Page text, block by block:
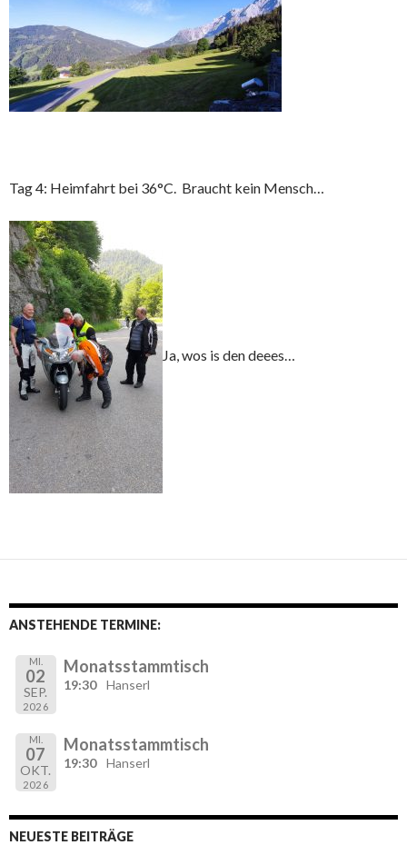
Tag 4: Heimfahrt bei 36°C. Braucht kein Mensch…
Ja, wos is den deees…
ANSTEHENDE TERMINE:
MI.
02
SEP.
2026
Monatsstammtisch
19:30 Hanserl
MI.
07
OKT.
2026
Monatsstammtisch
19:30 Hanserl
NEUESTE BEITRÄGE